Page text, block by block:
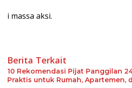
i massa aksi.
Berita Terkait
10 Rekomendasi Pijat Panggilan
Praktis untuk Rumah, Apartemen,